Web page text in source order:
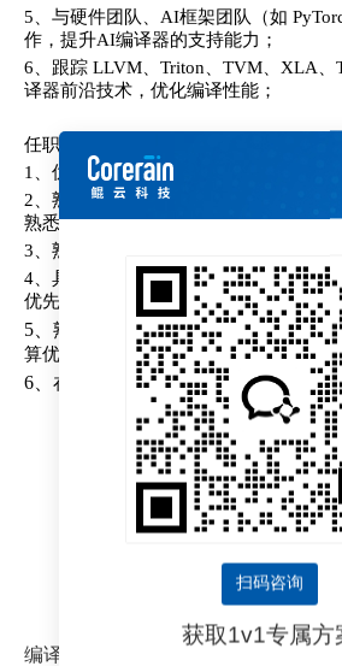
5、与硬件团队、AI框架团队（如
作，提升AI编译器的支持能力；
6、跟踪 LLVM、Triton、TVM、XLA、
译器前沿技术，优化编译性能；
任职要求
1、优秀的学习能力，对 AI 编译器、AI
2、熟悉 C++/Python，具备编译器或 AI
熟悉编译流程；
3、熟悉 MLIR、Linalg等基础设施；
4、具备ai编译优化（如 TVM、XLA、
优先；
5、 熟悉 Kernel 计算优化、算子融合、
算优化策略者加分；
6、 在GitHub上有个人技术博客或开源
申请职位
编译器开发工程师（量化部署）
扫码咨询
获取1v1专属方